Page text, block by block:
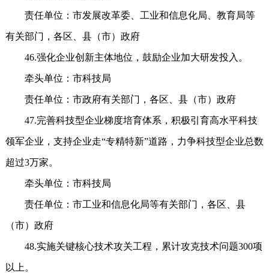
责任单位：市发展改革委、工业和信息化局、教育局等
有关部门，各区、县（市）政府
46.强化企业创新主体地位，鼓励企业加大研发投入。
牵头单位：市科技局
责任单位：市政府有关部门，各区、县（市）政府
47.完善科技型企业梯度培育体系，积极引育高水平科技
领军企业，支持企业走“专精特新”道路，力争科技型企业总数
超过3万家。
牵头单位：市科技局
责任单位：市工业和信息化局等有关部门，各区、县
（市）政府
48.实施关键核心技术攻关工程，累计攻克技术问题300项
以上。